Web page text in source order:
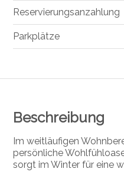
Beschreibung
Im weitläufigen
persönliche
sorgt im Winter für eine
Reservierungsanzahlung
Parkplätze